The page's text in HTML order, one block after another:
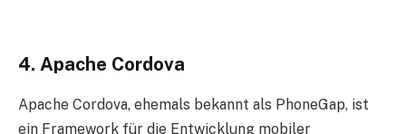
4. Apache Cordova
Apache Cordova, ehemals bekannt als PhoneGap, ist
ein Framework für die Entwicklung mobiler